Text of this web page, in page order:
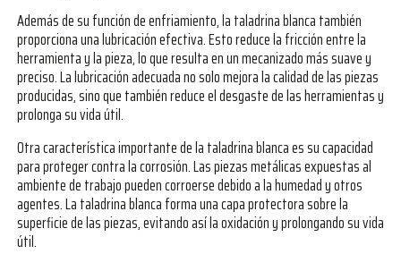
Además de su función de enfriamiento, la taladrina blanca también
proporciona una lubricación efectiva. Esto reduce la fricción entre la
herramienta y la pieza, lo que resulta en un mecanizado más suave y
preciso. La lubricación adecuada no solo mejora la calidad de las piezas
producidas, sino que también reduce el desgaste de las herramientas y
prolonga su vida útil.
Otra característica importante de la taladrina blanca es su capacidad
para proteger contra la corrosión. Las piezas metálicas expuestas al
ambiente de trabajo pueden corroerse debido a la humedad y otros
agentes. La taladrina blanca forma una capa protectora sobre la
superficie de las piezas, evitando así la oxidación y prolongando su vida
útil.